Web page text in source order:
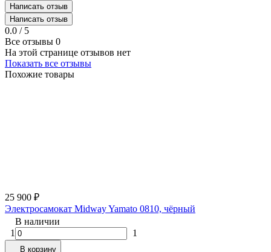
Написать отзыв
Написать отзыв
0.0 / 5
Все отзывы 0
На этой странице отзывов нет
Показать все отзывы
Похожие товары
25 900 ₽
Электросамокат Midway Yamato 0810, чёрный
В наличии
1
1
В корзину